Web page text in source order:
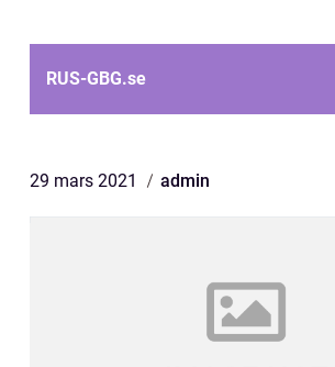
RUS-GBG.se
29 mars 2021 admin